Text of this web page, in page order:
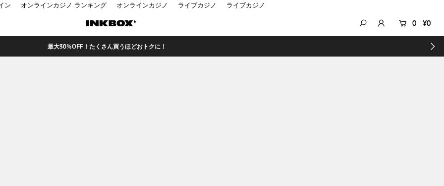
ン オンラインカジノ ランキング オンラインカジノ ライブカジノ ライブカジノ
0 ¥0
最大30%OFF！たくさん買うほどおトクに！